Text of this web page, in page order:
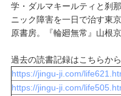
学・ダルマキールティと刹
ニック障害を一日で治す東
原書房。『輪廻無常』山根
過去の読書記録はこちらか
https://jingu-ji.com/
https://jingu-ji.com/